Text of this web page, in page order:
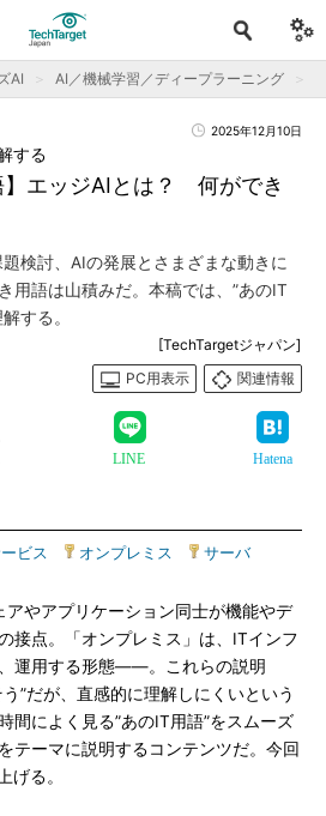
AI AI／機械学習／ディープラーニング
2025年12月10日
】エッジAIとは？ 何ができ
する
検討、AIの発展とさまざまな動きに
用語は山積みだ。本稿では、”あのIT
する。
[TechTargetジャパン]
PC用表示
関連情報
LINE Hatena
ビス オンプレミス サーバ
やアプリケーション同士が機能やデ
接点。「オンプレミス」は、ITインフ
運用する形態――。これらの説明
”だが、直感的に理解しにくいという
間によく見る”あのIT用語”をスムーズ
テーマに説明するコンテンツだ。今回
げる。